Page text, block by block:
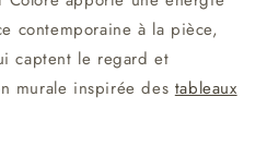
contemporaine à la pièce,
captent le regard et
murale inspirée des tableaux